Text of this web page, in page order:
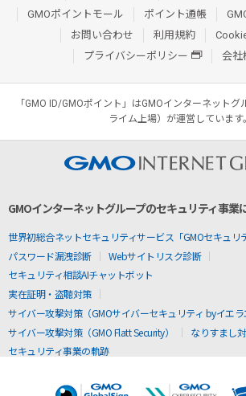
GMOポイントモール
ポイント通帳
お問い合わせ
利用規約
プライバシーポリシー
会社
「GMO ID/GMOポイント」はGMOインターネット
ライム上場）が運営しています。
GMOインターネットグループのセキュリティ事業
世界初総合ネットセキュリティサービス「GMOセキュリ
パスワード漏洩診断
Webサイトリスク診断
セキュリティ相談AIチャットボット
実在証明・盗聴対策
サイバー攻撃対策（GMOサイバーセキュリティ byイエラ
サイバー攻撃対策（GMO Flatt Security）
なりすまし
セキュリティ事業の軌跡